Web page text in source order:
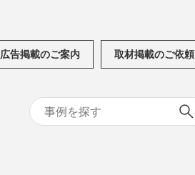
広告掲載のご案内 取材掲載のご依頼